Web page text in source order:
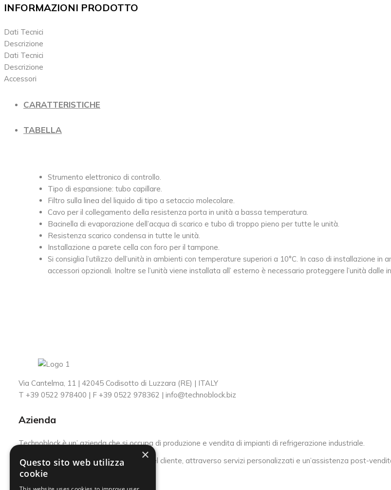
INFORMAZIONI PRODOTTO
Dati Tecnici
Descrizione
Dati Tecnici
Descrizione
Accessori
CARATTERISTICHE
TABELLA
Strumento elettronico di controllo.
Tipo di espansione: tubo capillare.
Filtro sulla linea del liquido di tipo a setaccio molecolare.
Cavo per il collegamento della resistenza porta in unità a bassa temperatura.
Bacinella di evaporazione dell’acqua di scarico e tubo di troppo pieno per tutte le unità.
Resistenza scarico condensa in tutte le unità.
Installazione a parete cella con foro per il tampone.
Si consiglia l’utilizzo dell’unità in ambienti con temperature superiori a 10°C. In caso di installazione
accessori opzionali. Inoltre se l’unità viene installata all’ esterno è necessario proteggere l’unità dalle
Via Cantelma, 11 | 42045 Codisotto di Luzzara (RE) | ITALY
T +39 0522 978400 | F +39 0522 978362 | info@technoblock.biz
Azienda
Technoblock è un’ azienda che si occupa di produzione e vendita di impianti di refrigerazione industriale.
La nostra missione è la soddisfazione del cliente, attraverso servizi personalizzati e un’assistenza post-
Iscriviti alla Newsletter
×
Questo sito web utilizza
cookie